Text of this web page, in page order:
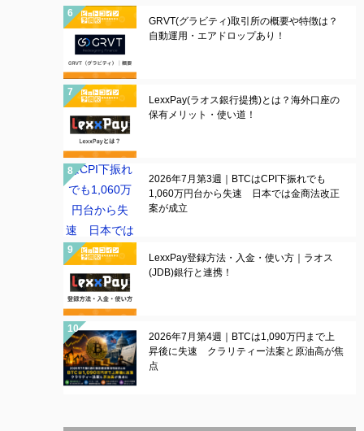
GRVT(グラビティ)取引所の概要や特徴は？
自動運用・エアドロップあり！
LexxPay(ラオス銀行提携)とは？海外口座の
保有メリット・使い道！
2026年7月第3週｜BTCはCPI下振れでも
1,060万円台から失速 日本では金商法改正
案が成立
LexxPay登録方法・入金・使い方｜ラオス
(JDB)銀行と連携！
2026年7月第4週｜BTCは1,090万円まで上
昇後に失速 クラリティー法案と原油高が焦
点